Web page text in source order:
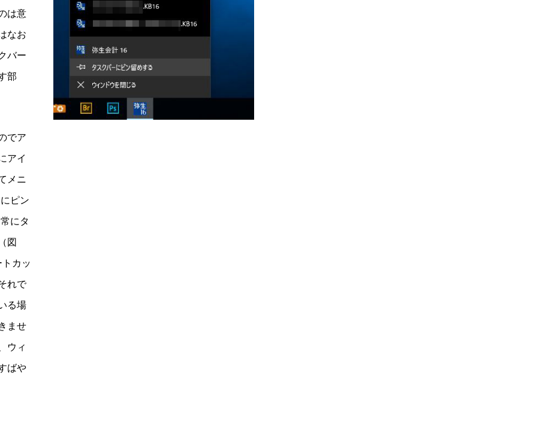
は意
なお
バー
部
でア
アイ
メニ
ピン
にタ
図
カッ
れで
る場
ませ
ウィ
ばや